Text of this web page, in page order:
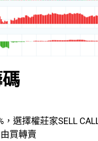
，選擇權莊家SELL
買轉賣